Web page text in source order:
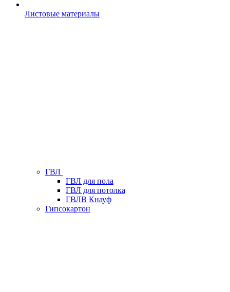
Листовые материалы
ГВЛ
ГВЛ для пола
ГВЛ для потолка
ГВЛВ Кнауф
Гипсокартон